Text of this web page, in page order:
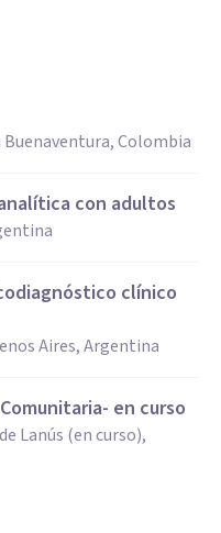
Buenaventura, Colombia
con adultos
clínico
Aires, Argentina
en curso
Lanús (en curso),